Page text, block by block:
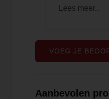
koud en dat is
dat is
VOEG JE
Aanbevolen